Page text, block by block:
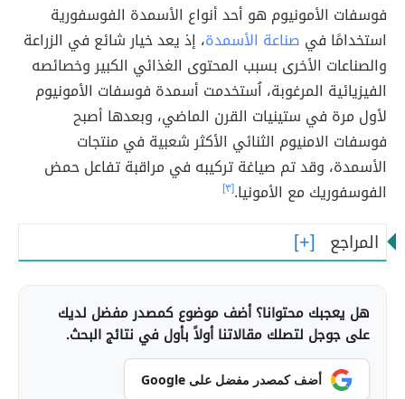
فوسفات الأمونيوم هو أحد أنواع الأسمدة الفوسفورية
استخدامًا في صناعة الأسمدة، إذ يعد خيار شائع في الزراعة
والصناعات الأخرى بسبب المحتوى الغذائي الكبير وخصائصه
الفيزيائية المرغوبة، اُستخدمت أسمدة فوسفات الأمونيوم
لأول مرة في ستينيات القرن الماضي، وبعدها أصبح
فوسفات الامنيوم الثنائي الأكثر شعبية في منتجات
الأسمدة، وقد تم صياغة تركيبه في مراقبة تفاعل حمض
الفوسفوريك مع الأمونيا.[٣]
المراجع
هل يعجبك محتوانا؟ أضف موضوع كمصدر مفضل لديك
على جوجل لتصلك مقالاتنا أولاً بأول في نتائج البحث.
أضف كمصدر مفضل على Google